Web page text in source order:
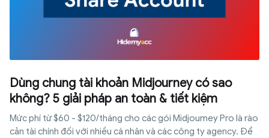
Dùng chung tài khoản Midjourney có sao
không? 5 giải pháp an toàn & tiết kiệm
Mức phí từ $60 - $120/tháng cho các gói Midjourney Pro là rào
cản tài chính đối với nhiều cá nhân và các công ty agency. Để